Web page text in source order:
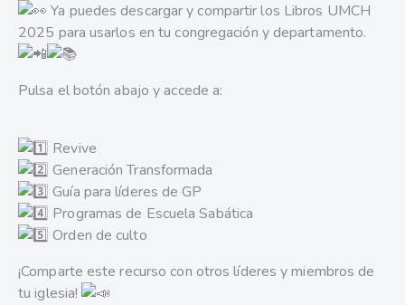
Ya puedes descargar y compartir los Libros UMCH
2025 para usarlos en tu congregación y departamento.
Pulsa el botón abajo y accede a:
Revive
Generación Transformada
Guía para líderes de GP
Programas de Escuela Sabática
Orden de culto
¡Comparte este recurso con otros líderes y miembros de
tu iglesia!